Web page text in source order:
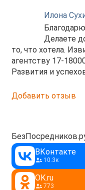
Илона
Делаете
то, что хотела.
агентству 17-
Развития и
Добавить отзыв
ВКонтакте
10.3к
OK.ru
773